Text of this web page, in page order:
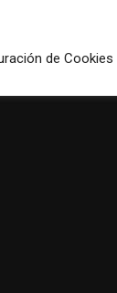
de Cookies